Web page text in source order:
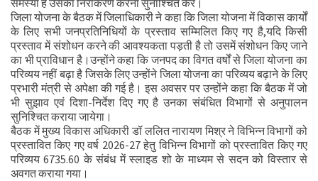
समस्या है उसका निराकरण करना सुनाश्चित करे।
जिला योजना के बैठक में जिलाधिकारी ने कहा कि जिला योजना में विकास कार्यों
के लिए सभी जनप्रतिनिधियों के प्रस्ताव सम्मिलित किए गए है,यदि किसी
प्रस्ताव में संशोधन करने की आवश्यकता पड़ती है तो उसमें संशोधन किए जाने
का भी प्राविधान है।उन्होंने कहा कि जनपद का विगत वर्षों से जिला योजना का
परिव्यय नहीं बढ़ा है जिसके लिए उन्होंने जिला योजना का परिव्यय बढ़ाने के लिए
प्रभारी मंत्री से अपेक्षा की गई है। इस अवसर पर उन्होंने कहा कि बैठक में जो
भी सुझाव एवं दिशा-निर्देश दिए गए है उनका संबंधित विभागों से अनुपालन
सुनिश्चित कराया जायेगा।
बैठक में मुख्य विकास अधिकारी डॉ ललित नारायण मिश्र ने विभिन्न विभागों को
प्रस्तावित किए गए वर्ष 2026-27 हेतु विभिन्न विभागों को प्रस्तावित किए गए
परिव्यय 6735.60 के संबंध में स्लाइड शो के माध्यम से सदन को विस्तार से
अवगत कराया गया।